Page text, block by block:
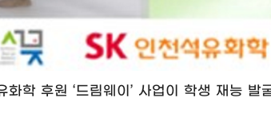
학 후원 ‘드림웨이’ 사업이 학생 재능 발